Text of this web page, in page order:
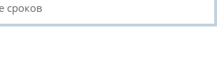
сроков